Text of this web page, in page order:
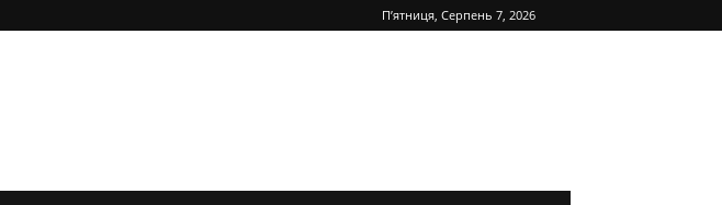
П’ятниця, Серпень 7, 2026